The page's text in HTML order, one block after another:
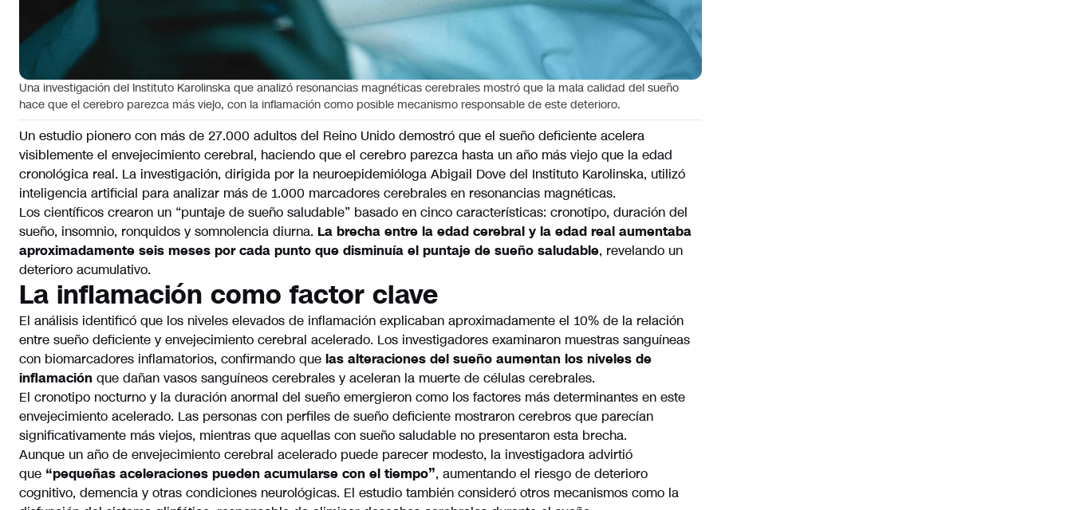
Una investigación del Instituto Karolinska que analizó resonancias magnéticas cerebrales mostró que la mala calidad del sueño
hace que el cerebro parezca más viejo, con la inflamación como posible mecanismo responsable de este deterioro.
Un estudio pionero con más de 27.000 adultos del Reino Unido demostró que el sueño deficiente acelera
visiblemente el envejecimiento cerebral, haciendo que el cerebro parezca hasta un año más viejo que la edad
cronológica real. La investigación, dirigida por la neuroepidemióloga Abigail Dove del Instituto Karolinska, utilizó
inteligencia artificial para analizar más de 1.000 marcadores cerebrales en resonancias magnéticas.
Los científicos crearon un “puntaje de sueño saludable” basado en cinco características: cronotipo, duración del
sueño, insomnio, ronquidos y somnolencia diurna. La brecha entre la edad cerebral y la edad real aumentaba
aproximadamente seis meses por cada punto que disminuía el puntaje de sueño saludable, revelando un
deterioro acumulativo.
La inflamación como factor clave
El análisis identificó que los niveles elevados de inflamación explicaban aproximadamente el 10% de la relación
entre sueño deficiente y envejecimiento cerebral acelerado. Los investigadores examinaron muestras sanguíneas
con biomarcadores inflamatorios, confirmando que las alteraciones del sueño aumentan los niveles de
inflamación que dañan vasos sanguíneos cerebrales y aceleran la muerte de células cerebrales.
El cronotipo nocturno y la duración anormal del sueño emergieron como los factores más determinantes en este
envejecimiento acelerado. Las personas con perfiles de sueño deficiente mostraron cerebros que parecían
significativamente más viejos, mientras que aquellas con sueño saludable no presentaron esta brecha.
Aunque un año de envejecimiento cerebral acelerado puede parecer modesto, la investigadora advirtió
que “pequeñas aceleraciones pueden acumularse con el tiempo”, aumentando el riesgo de deterioro
cognitivo, demencia y otras condiciones neurológicas. El estudio también consideró otros mecanismos como la